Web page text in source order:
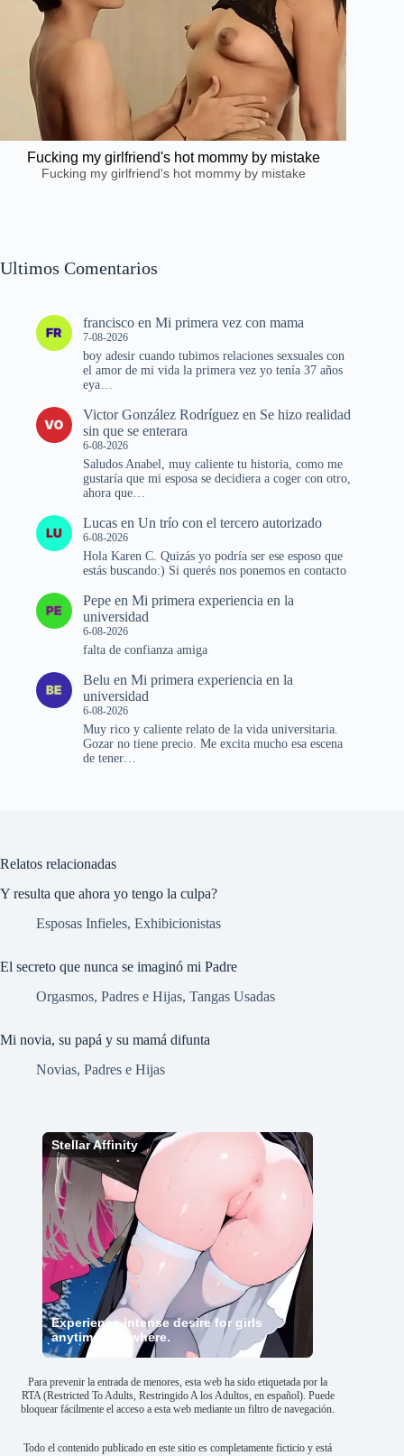
Fucking my girlfriend's hot mommy by mistake
Fucking my girlfriend's hot mommy by mistake
Ultimos Comentarios
francisco en Mi primera vez con mama
7-08-2026
boy adesir cuando tubimos relaciones sexsuales con
el amor de mi vida la primera vez yo tenía 37 años
eya…
Victor González Rodríguez en Se hizo realidad
sin que se enterara
6-08-2026
Saludos Anabel, muy caliente tu historia, como me
gustaría que mi esposa se decidiera a coger con otro,
ahora que…
Lucas en Un trío con el tercero autorizado
6-08-2026
Hola Karen C. Quizás yo podría ser ese esposo que
estás buscando:) Si querés nos ponemos en contacto
Pepe en Mi primera experiencia en la
universidad
6-08-2026
falta de confianza amiga
Belu en Mi primera experiencia en la
universidad
6-08-2026
Muy rico y caliente relato de la vida universitaria.
Gozar no tiene precio. Me excita mucho esa escena
de tener…
Relatos relacionadas
Y resulta que ahora yo tengo la culpa?
Esposas Infieles, Exhibicionistas
El secreto que nunca se imaginó mi Padre
Orgasmos, Padres e Hijas, Tangas Usadas
Mi novia, su papá y su mamá difunta
Novias, Padres e Hijas
Experience intense desire for girls
anytime, anywhere.
Stellar Affinity
Para prevenir la entrada de menores, esta web ha sido etiquetada por la
RTA (Restricted To Adults, Restringido A los Adultos, en español). Puede
bloquear fácilmente el acceso a esta web mediante un filtro de navegación.
Todo el contenido publicado en este sitio es completamente ficticio y está